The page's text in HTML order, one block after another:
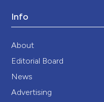
Info
About
Editorial Board
News
Advertising